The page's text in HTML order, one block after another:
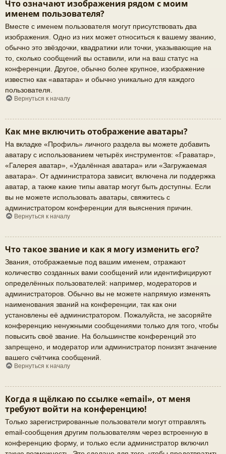
Что означают изображения рядом с моим
именем пользователя?
Вместе с именем пользователя могут присутствовать два
изображения. Одно из них может относиться к вашему званию,
обычно это звёздочки, квадратики или точки, указывающие на
то, сколько сообщений вы оставили, или на ваш статус на
конференции. Другое, обычно более крупное, изображение
известно как «аватара» и обычно уникально для каждого
пользователя.
Вернуться к началу
Как мне включить отображение аватары?
На вкладке «Профиль» личного раздела вы можете добавить
аватару с использованием четырёх инструментов: «Граватар»,
«Галерея аватар», «Удалённая аватара» или «Загружаемая
аватара». От администратора зависит, включена ли поддержка
аватар, а также какие типы аватар могут быть доступны. Если
вы не можете использовать аватары, свяжитесь с
администратором конференции для выяснения причин.
Вернуться к началу
Что такое звание и как я могу изменить его?
Звания, отображаемые под вашим именем, отражают
количество созданных вами сообщений или идентифицируют
определённых пользователей: например, модераторов и
администраторов. Обычно вы не можете напрямую изменять
наименования званий на конференции, так как они
установлены её администратором. Пожалуйста, не засоряйте
конференцию ненужными сообщениями только для того, чтобы
повысить своё звание. На большинстве конференций это
запрещено, и модератор или администратор понизят значение
вашего счётчика сообщений.
Вернуться к началу
Когда я щёлкаю по ссылке «email», от меня
требуют войти на конференцию!
Только зарегистрированные пользователи могут отправлять
email-сообщения другим пользователям через встроенную в
конференцию форму, и только если администратор включил